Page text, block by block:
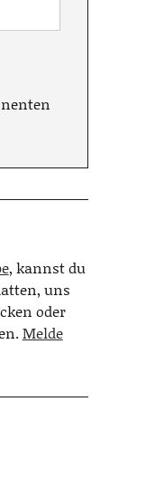
, kannst du
uns
oder
Melde